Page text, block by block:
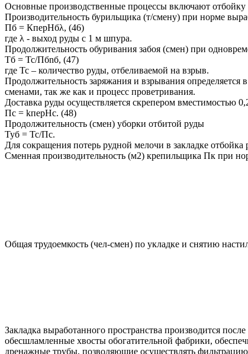
Основные производственные процессы включают отбойку
Производительность бурильщика (т/смену) при норме
Пб = КперНбλ, (46)
где λ - выход руды с 1 м шпура.
Продолжительность обуривания забоя (смен) при
Тб = Тс/Пбnб, (47)
где Тс – количество руды, отбеливаемой на взрыв.
Продолжительность заряжания и взрывания
сменами, так же как и процесс проветривания.
Доставка руды осуществляется скрепером вместимостью
Пс = kперНс. (48)
Продолжительность (смен) уборки отбитой руды
Туб = Тс/Пс.
Для сокращения потерь рудной мелочи в закладке
Сменная производительность (м2) крепильщика Пк при
Общая трудоемкость (чел-смен) по укладке и снятию
Закладка выработанного пространства производится
обесшламленные хвосты обогатительной фабрики,
дренажные трубы, позволяющие осуществлять